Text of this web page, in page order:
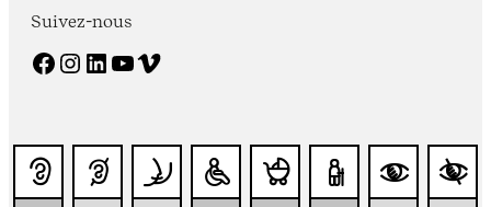
Suivez-nous
Facebook Instagram LinkedIn YouTube Vimeo